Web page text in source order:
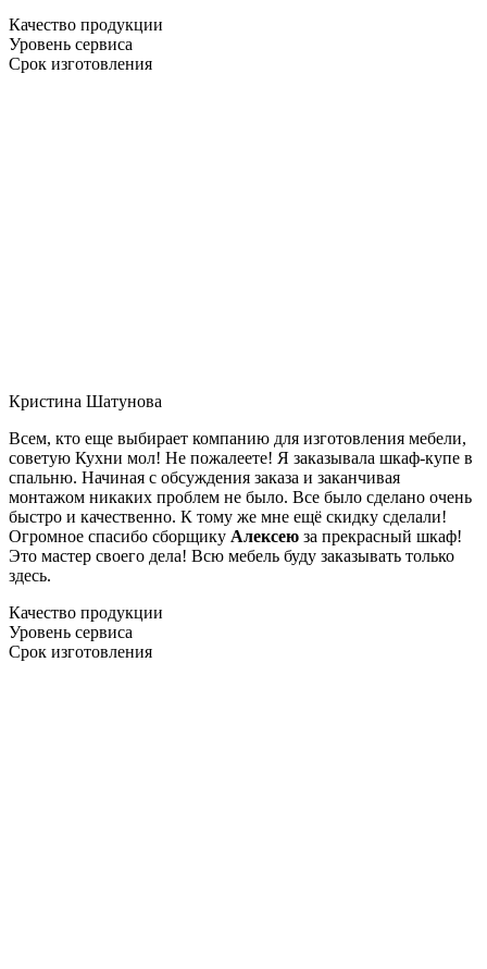
Качество продукции
Уровень сервиса
Срок изготовления
Кристина Шатунова
Всем, кто еще выбирает компанию для изготовления мебели,
советую Кухни мол! Не пожалеете! Я заказывала шкаф-купе в
спальню. Начиная с обсуждения заказа и заканчивая
монтажом никаких проблем не было. Все было сделано очень
быстро и качественно. К тому же мне ещё скидку сделали!
Огромное спасибо сборщику Алексею за прекрасный шкаф!
Это мастер своего дела! Всю мебель буду заказывать только
здесь.
Качество продукции
Уровень сервиса
Срок изготовления